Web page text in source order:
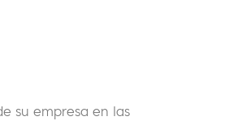
su empresa en las